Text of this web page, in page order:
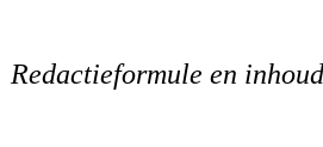
Redactieformule en